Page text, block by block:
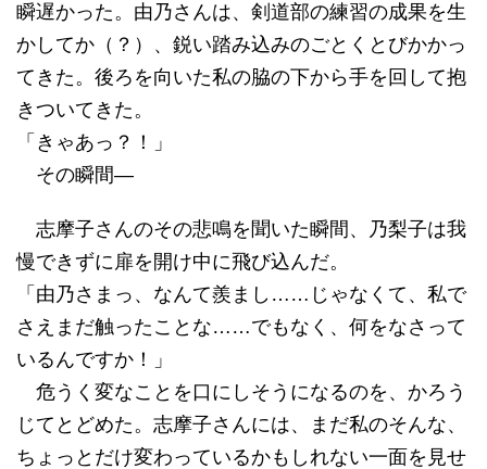
瞬遅かった。由乃さんは、剣道部の練習の成果を生
かしてか（？）、鋭い踏み込みのごとくとびかかっ
てきた。後ろを向いた私の脇の下から手を回して抱
きついてきた。
「きゃあっ？！」
その瞬間―
志摩子さんのその悲鳴を聞いた瞬間、乃梨子は我
慢できずに扉を開け中に飛び込んだ。
「由乃さまっ、なんて羨まし……じゃなくて、私で
さえまだ触ったことな……でもなく、何をなさって
いるんですか！」
危うく変なことを口にしそうになるのを、かろう
じてとどめた。志摩子さんには、まだ私のそんな、
ちょっとだけ変わっているかもしれない一面を見せ